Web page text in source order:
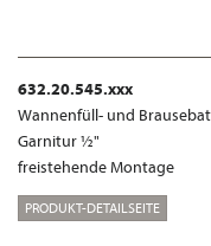
632.20.545.xxx
Wannenfüll- und
Garnitur ½"
freistehende Montage
PRODUKT-DETAILSEITE